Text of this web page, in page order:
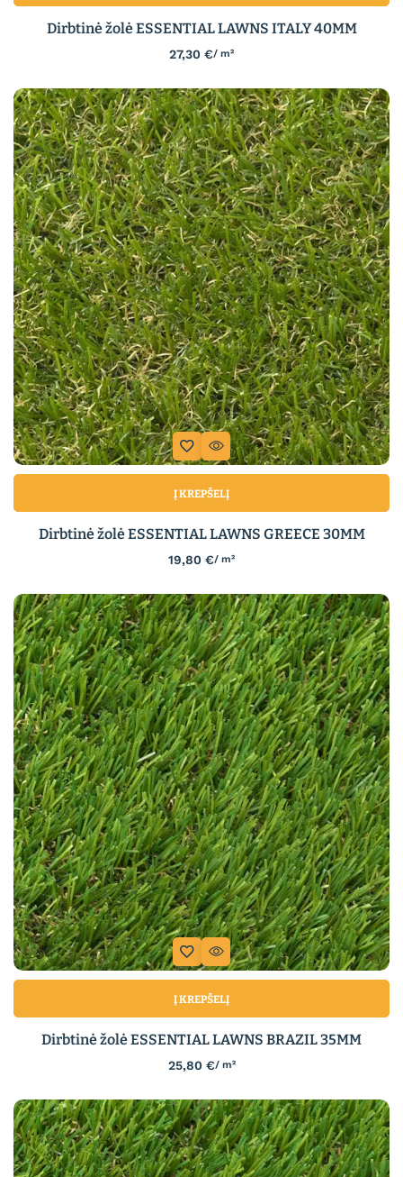
Dirbtinė žolė ESSENTIAL LAWNS ITALY 40MM
27,30 €/ m²
Į KREPŠELĮ
Dirbtinė žolė ESSENTIAL LAWNS GREECE 30MM
19,80 €/ m²
Į KREPŠELĮ
Dirbtinė žolė ESSENTIAL LAWNS BRAZIL 35MM
25,80 €/ m²